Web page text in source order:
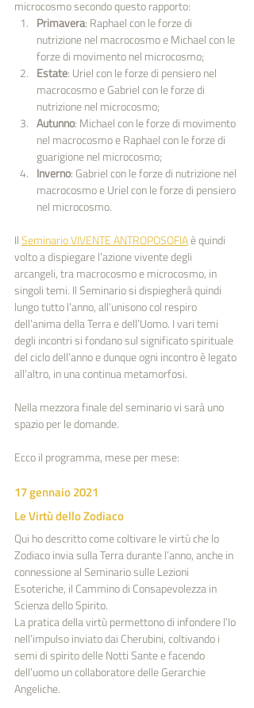
microcosmo secondo questo rapporto:
Primavera: Raphael con le forze di
nutrizione nel macrocosmo e Michael con le
forze di movimento nel microcosmo;
Estate: Uriel con le forze di pensiero nel
macrocosmo e Gabriel con le forze di
nutrizione nel microcosmo;
Autunno: Michael con le forze di movimento
nel macrocosmo e Raphael con le forze di
guarigione nel microcosmo;
Inverno: Gabriel con le forze di nutrizione nel
macrocosmo e Uriel con le forze di pensiero
nel microcosmo.
Il Seminario VIVENTE ANTROPOSOFIA è quindi
volto a dispiegare l’azione vivente degli
arcangeli, tra macrocosmo e microcosmo, in
singoli temi. Il Seminario si dispiegherà quindi
lungo tutto l’anno, all’unisono col respiro
dell’anima della Terra e dell’Uomo. I vari temi
degli incontri si fondano sul significato spirituale
del ciclo dell’anno e dunque ogni incontro è legato
all’altro, in una continua metamorfosi.
Nella mezzora finale del seminario vi sarà uno
spazio per le domande.
Ecco il programma, mese per mese:
17 gennaio 2021
Le Virtù dello Zodiaco
Qui ho descritto come coltivare le virtù che lo
Zodiaco invia sulla Terra durante l’anno, anche in
connessione al Seminario sulle Lezioni
Esoteriche, il Cammino di Consapevolezza in
Scienza dello Spirito.
La pratica della virtù permettono di infondere l’Io
nell’impulso inviato dai Cherubini, coltivando i
semi di spirito delle Notti Sante e facendo
dell’uomo un collaboratore delle Gerarchie
Angeliche.